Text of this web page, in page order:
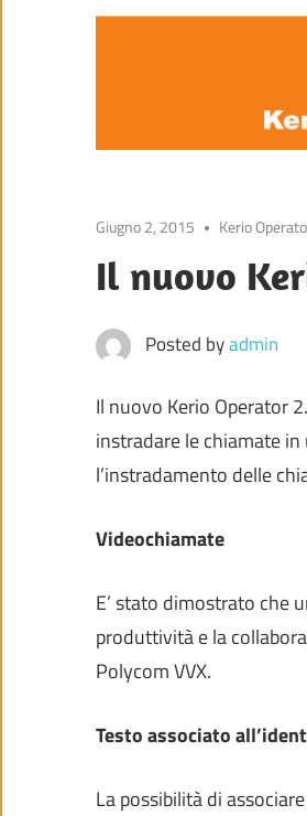
Giugno 2, 2015 Kerio
Il nuovo
Posted byadmin
Il nuovo Kerio Operator
instradare le chiamate
l’instradamento delle
Videochiamate
E’ stato dimostrato che
produttività e la
Polycom VVX.
Testo associato
La possibilità di